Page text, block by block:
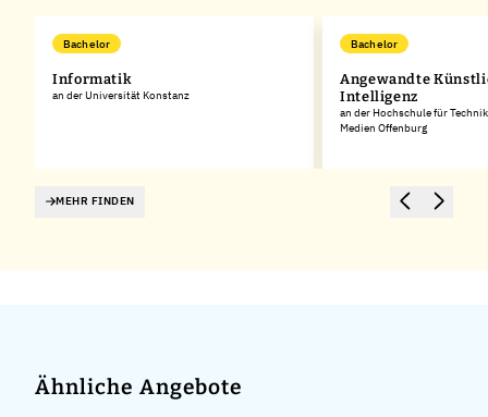
Bachelor
Informatik
an der Universität Konstanz
Bachelor
Angewandte
Intelligenz
an der Hochschule für
Medien Offenburg
MEHR FINDEN
Ähnliche Angebote